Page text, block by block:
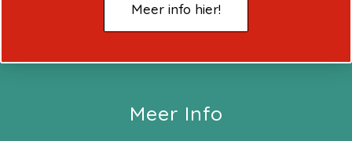
Meer info hier!
Meer Info